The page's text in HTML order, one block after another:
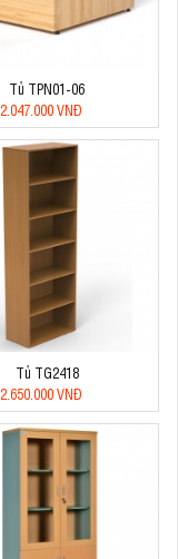
Tủ TPN01-06
2.047.000 VNĐ
Tủ TG2418
2.650.000 VNĐ